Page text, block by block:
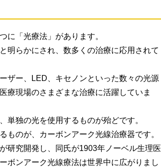
に「光療法」があります。
明らかにされ、数多くの治療に応用されて
ザー、LED、キセノンといった数々の光源
療現場のさまざまな治療に活躍していま
独の光を使用するものが殆どです。
ものが、カーボンアーク光線治療器です。
研究開発し、同氏が1903年ノーベル生理医
ボンアーク光線療法は世界中に広がりまし